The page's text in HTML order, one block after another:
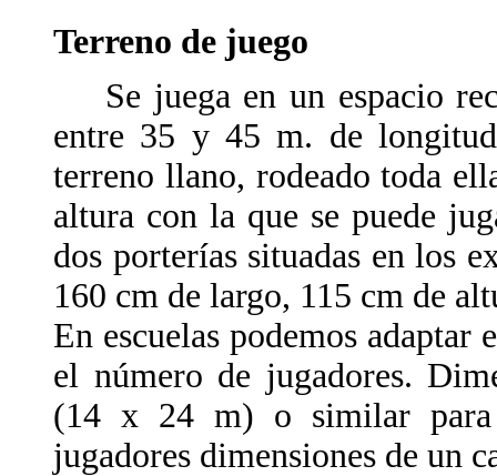
Terreno de juego
Se juega en un espacio
entre 35 y 45 m. de
terreno llano, rodeado toda
altura con la que se puede
dos porterías situadas en los
160 cm de largo, 115 cm de
En escuelas podemos
el número de jugadores.
(14 x 24 m) o similar para
jugadores dimensiones de un